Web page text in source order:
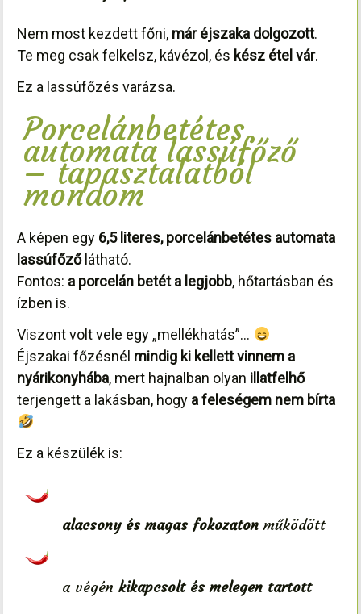
Nem most kezdett főni, már éjszaka dolgozott.
Te meg csak felkelsz, kávézol, és kész étel vár.
Ez a lassúfőzés varázsa.
Porcelánbetétes
automata lassúfőző
– tapasztalatból
mondom
A képen egy 6,5 literes, porcelánbetétes automata
lassúfőzőlátható.
Fontos: a porcelán betét a legjobb, hőtartásban és
ízben is.
Viszont volt vele egy „mellékhatás”…
Éjszakai főzésnél mindig ki kellett vinnem a
nyárikonyhába, mert hajnalban olyan illatfelhő
terjengett a lakásban, hogy a feleségem nem bírta
Ez a készülék is:
alacsony és magas fokozaton működött
a végénkikapcsolt és melegen tartott